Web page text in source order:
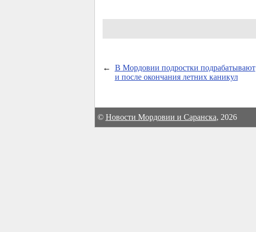
←
В Мордовии подростки подрабатывают
и после окончания летних каникул
© Новости Мордовии и Саранска, 2026